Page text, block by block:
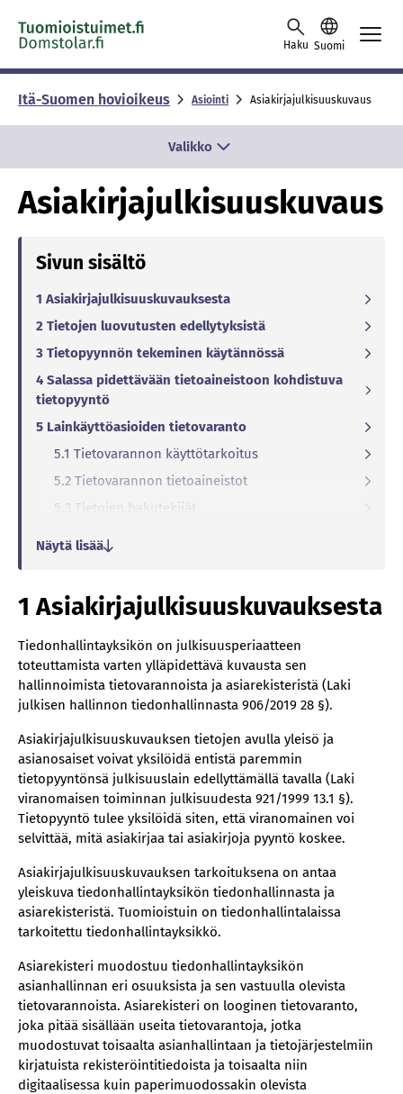
Skip to content -saavutettavuusohje
Haku Suomi
Itä-Suomen hovioikeus Asiointi Asiakirjajulkisuuskuvaus
Valikko
Asiakirjajulkisuuskuvaus
Sivun sisältö
1 Asiakirjajulkisuuskuvauksesta
2 Tietojen luovutusten edellytyksistä
3 Tietopyynnön tekeminen käytännössä
4 Salassa pidettävään tietoaineistoon kohdistuva
tietopyyntö
5 Lainkäyttöasioiden tietovaranto
5.1 Tietovarannon käyttötarkoitus
5.2 Tietovarannon tietoaineistot
5.3 Tietojen hakutekijät
5.4 Tietojärjestelmät
6.1 Tietovarannon käyttötarkoitus
6.2 Tietovarannon tietoaineistot
6.3 Tietojen hakutekijät
6.4 Tietojärjestelmät
Näytä lisää
1 Asiakirjajulkisuuskuvauksesta
Tiedonhallintayksikön on julkisuusperiaatteen
toteuttamista varten ylläpidettävä kuvausta sen
hallinnoimista tietovarannoista ja asiarekisteristä (Laki
julkisen hallinnon tiedonhallinnasta 906/2019 28 §).
Asiakirjajulkisuuskuvauksen tietojen avulla yleisö ja
asianosaiset voivat yksilöidä entistä paremmin
tietopyyntönsä julkisuuslain edellyttämällä tavalla (Laki
viranomaisen toiminnan julkisuudesta 921/1999 13.1 §).
Tietopyyntö tulee yksilöidä siten, että viranomainen voi
selvittää, mitä asiakirjaa tai asiakirjoja pyyntö koskee.
Asiakirjajulkisuuskuvauksen tarkoituksena on antaa
yleiskuva tiedonhallintayksikön tiedonhallinnasta ja
asiarekisteristä. Tuomioistuin on tiedonhallintalaissa
tarkoitettu tiedonhallintayksikkö.
Asiarekisteri muodostuu tiedonhallintayksikön
asianhallinnan eri osuuksista ja sen vastuulla olevista
tietovarannoista. Asiarekisteri on looginen tietovaranto,
joka pitää sisällään useita tietovarantoja, jotka
muodostuvat toisaalta asianhallintaan ja tietojärjestelmiin
kirjatuista rekisteröintitiedoista ja toisaalta niin
digitaalisessa kuin paperimuodossakin olevista